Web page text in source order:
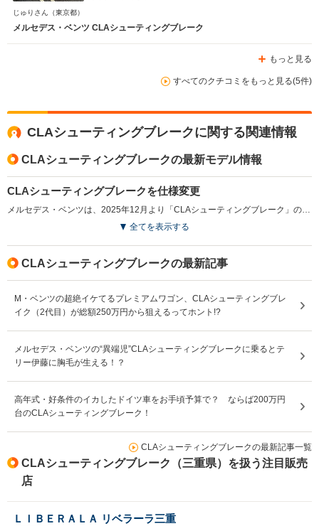
じゅりさん （東京都）
メルセデス・ベンツ CLAシューティングブレーク
もっと見る
すべてのクチコミをもっと見る(5件)
CLAシューティングブレークに関する関連情報
CLAシューティングブレークの最新モデル情報
CLAシューティングブレークを仕様変更
メルセデス・ベンツは、2025年12月より「CLAシューティングブレーク」の新しいモデル識別コードMP202602を追加して発売した。このモデルでは、MBUXインテリアアシスタントが有償オプションの「アドバンスドパッケージ」から削除される。標準装備としていた指紋認証機能も廃止される一方、「CLA200dアーバン スターズ」のナイトパッケージが標準化され、よりスポーティな印象を与える仕様へと進化している。（2025.12）
全てを表示する
CLAシューティングブレークの最新記事
M・ベンツの超絶イケてるプレミアムワゴン、CLAシューティングブレ
イク（2代目）が総額250万円から狙えるってホント!?
メルセデス・ベンツの“異端児”CLAシューティングブレークに乗るとテ
リー伊藤に胸毛が生える！？
高年式・好条件のイカしたドイツ車をお手頃予算で？ ならば200万円
台のCLAシューティングブレーク！
CLAシューティングブレークの最新記事一覧
CLAシューティングブレーク（三重県）を扱う注目販売
店
ＬＩＢＥＲＡＬＡ リベラーラ三重